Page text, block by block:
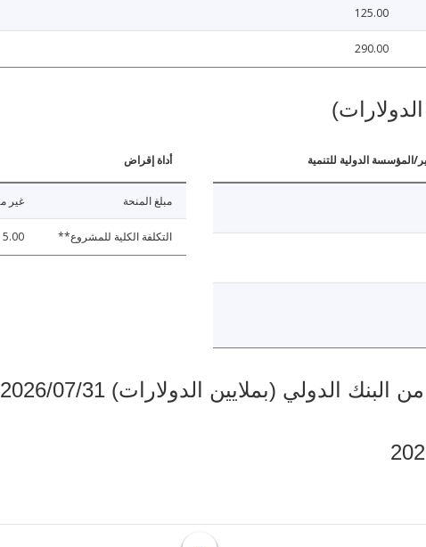
125.00
290.00
المؤسسة الدولية للتنمية أداة إقراض
مبلغ المنحة غير
التكلفة الكلية للمشروع**
الدولي (بملايين الدولارات) 2026/07/31